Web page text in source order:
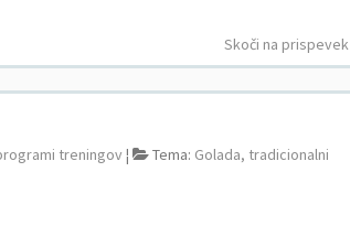
Skoči na prispevek
treningov ¦ Tema: Golada, tradicionalni